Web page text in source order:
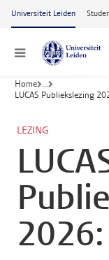
Ga naar
Universiteit Leiden
Menu
Home ...
LUCAS Publiekslezing
LEZING